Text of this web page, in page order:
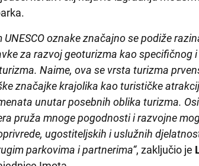
UNESCO oznake značajno se podiže
za razvoj geoturizma kao specifičnog
Naime, ova se vrsta turizma
značajke krajolika kao turističke
unutar posebnih oblika turizma.
pruža mnoge pogodnosti i razvojne
ugostiteljskih i uslužnih
parkovima i partnerima“, zaključio je